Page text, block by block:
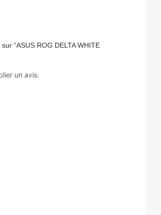
“ASUS ROG DELTA WHITE
un avis.